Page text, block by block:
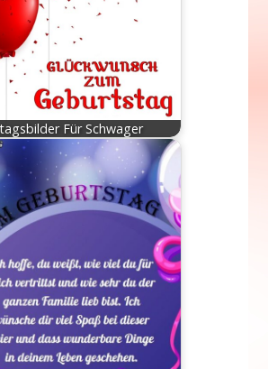
Für Schwager